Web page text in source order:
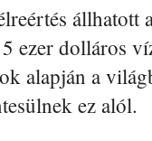
állhatott
ezer dolláros
alapján a
ez alól.